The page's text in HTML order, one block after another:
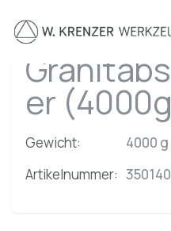
er
Gewicht:
4000 g
Artikelnummer: